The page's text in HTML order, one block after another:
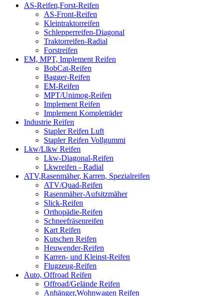
AS-Reifen,Forst-Reifen
AS-Front-Reifen
Kleintraktorreifen
Schlepperreifen-Diagonal
Traktorreifen-Radial
Forstreifen
EM, MPT, Implement Reifen
BobCat-Reifen
Bagger-Reifen
EM-Reifen
MPT/Unimog-Reifen
Implement Reifen
Implement Kompleträder
Industrie Reifen
Stapler Reifen Luft
Stapler Reifen Vollgummi
Lkw/Llkw Reifen
Lkw-Diagonal-Reifen
Lkwreifen - Radial
ATV,Rasenmäher, Karren, Spezialreifen
ATV/Quad-Reifen
Rasenmäher-Aufsitzmäher
Slick-Reifen
Orthopädie-Reifen
Schneefräsenreifen
Kart Reifen
Kutschen Reifen
Heuwender-Reifen
Karren- und Kleinst-Reifen
Flugzeug-Reifen
Auto, Offroad Reifen
Offroad/Gelände Reifen
Anhänger,Wohnwagen Reifen